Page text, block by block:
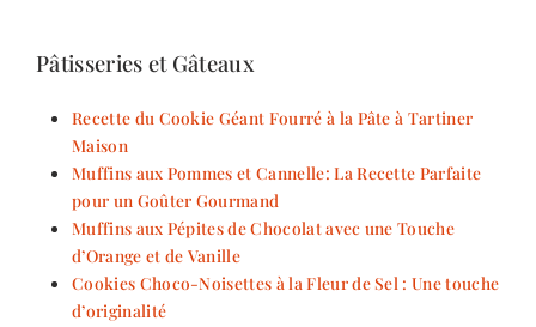
Pâtisseries et Gâteaux
Recette du Cookie Géant Fourré à la Pâte à Tartiner
Maison
Muffins aux Pommes et Cannelle: La Recette Parfaite
pour un Goûter Gourmand
Muffins aux Pépites de Chocolat avec une Touche
d’Orange et de Vanille
Cookies Choco-Noisettes à la Fleur de Sel : Une touche
d’originalité